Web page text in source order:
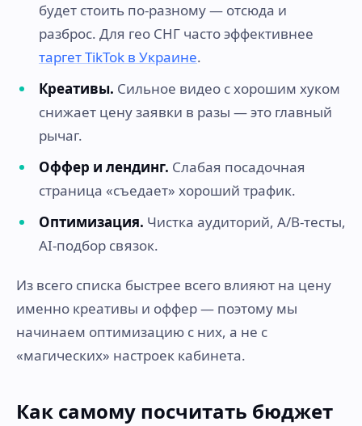
будет стоить по-разному — отсюда и
разброс. Для гео СНГ часто эффективнее
таргет TikTok в Украине.
Креативы. Сильное видео с хорошим хуком
снижает цену заявки в разы — это главный
рычаг.
Оффер и лендинг. Слабая посадочная
страница «съедает» хороший трафик.
Оптимизация. Чистка аудиторий, A/B-тесты,
AI-подбор связок.
Из всего списка быстрее всего влияют на цену
именно креативы и оффер — поэтому мы
начинаем оптимизацию с них, а не с
«магических» настроек кабинета.
Как самому посчитать бюджет